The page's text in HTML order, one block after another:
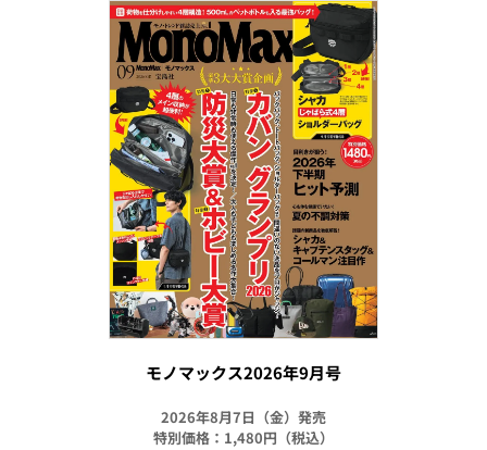
モノマックス2026年9月号
2026年8月7日（金）発売
特別価格：1,480円（税込）